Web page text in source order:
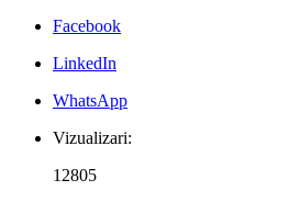
Facebook
LinkedIn
WhatsApp
Vizualizari:
12805